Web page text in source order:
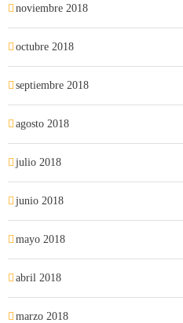
noviembre 2018
octubre 2018
septiembre 2018
agosto 2018
julio 2018
junio 2018
mayo 2018
abril 2018
marzo 2018